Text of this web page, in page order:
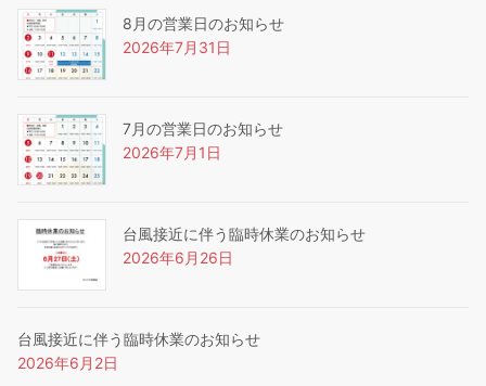
8月の営業日のお知らせ
2026年7月31日
7月の営業日のお知らせ
2026年7月1日
台風接近に伴う臨時休業のお知らせ
2026年6月26日
台風接近に伴う臨時休業のお知らせ
2026年6月2日